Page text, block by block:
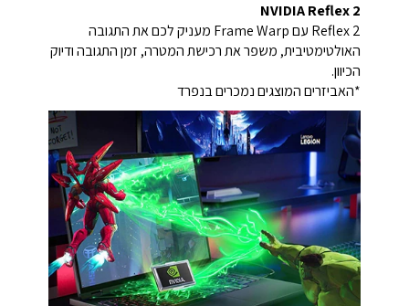
NVIDIA Reflex 2
Reflex 2 עם Frame Warp מעניק לכם את התגובה
האולטימטיבית, משפר את רכישת המטרה, זמן התגובה ודיוק
הכיוון.
*האביזרים המוצגים נמכרים בנפרד